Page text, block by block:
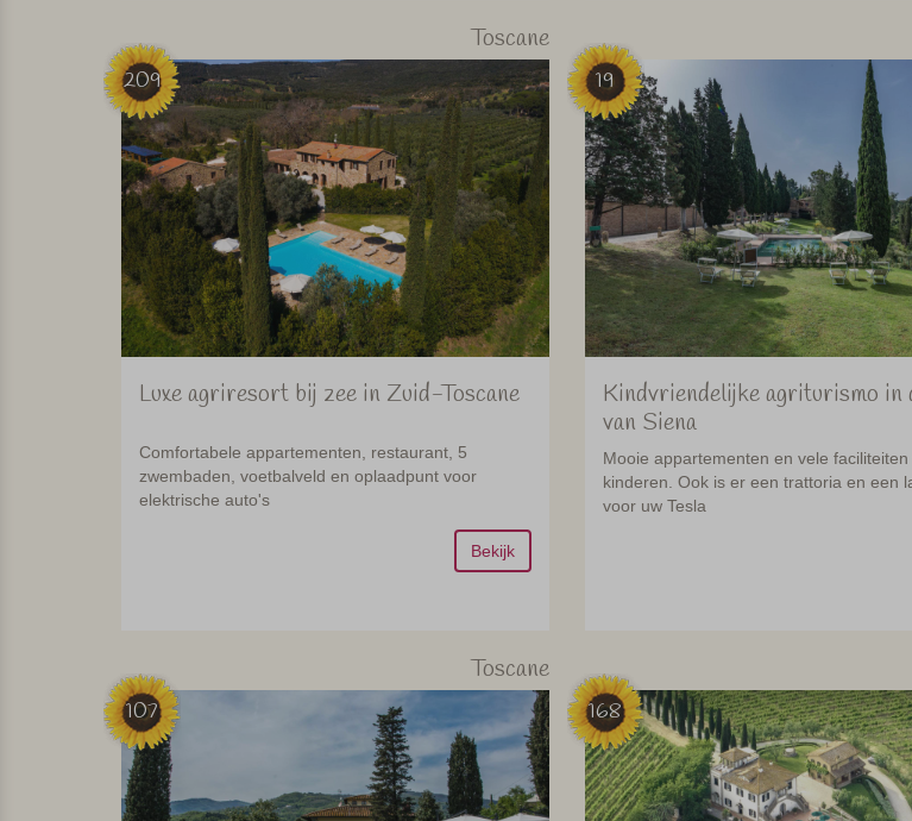
Toscane
209
Luxe agriresort bij zee in Zuid-Toscane
Comfortabele appartementen, restaurant, 5
zwembaden, voetbalveld en oplaadpunt voor
elektrische auto's
Bekijk
19
Kindvriendelijke agriturismo in
van Siena
Mooie appartementen en vele
kinderen. Ook is er een trattoria en een
voor uw Tesla
Toscane
107 168